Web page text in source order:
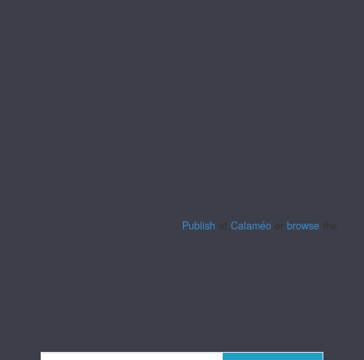
Publish Calaméo browse